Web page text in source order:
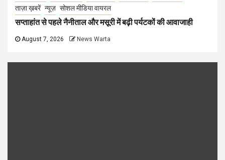
ताज़ा ख़बरें न्यूज़ सोशल मीडिया वायरल
सप्ताहांत से पहले नैनीताल और मसूरी में बढ़ी पर्यटकों की आवाजाही
August 7, 2026 News Warta